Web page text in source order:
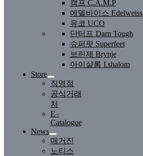
캠프 C.A.M.P
에델바이스 Edelweiss
유코 UCO
단터프 Darn Tough
슈퍼핏 Superfeet
브린제 Brynje
아이샬롬 I.shalom
Store
직영점
공식거래
처
E–
Catalogue
News
매거진
노티스